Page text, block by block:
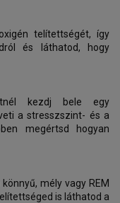
telítettségét, így
és láthatod, hogy
kezdj bele egy
a stresszszint- és a
megértsd hogyan
mély vagy REM
is láthatod a